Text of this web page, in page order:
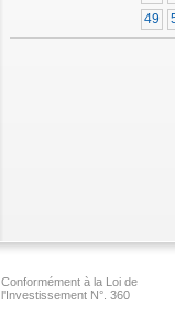
49
Conformément à la Loi de
l'Investissement N°. 360